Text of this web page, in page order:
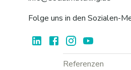
Folge uns in den Sozialen-
Referenzen